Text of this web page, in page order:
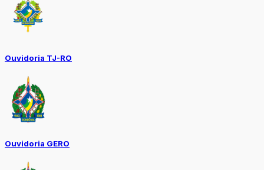
Ouvidoria TJ-RO
Ouvidoria GERO